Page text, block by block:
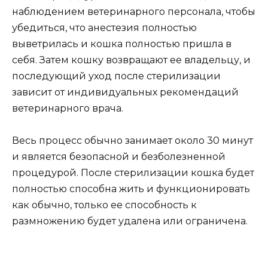
наблюдением ветеринарного персонала, чтобы
убедиться, что анестезия полностью
выветрилась и кошка полностью пришла в
себя. Затем кошку возвращают ее владельцу, и
последующий уход после стерилизации
зависит от индивидуальных рекомендаций
ветеринарного врача.
Весь процесс обычно занимает около 30 минут
и является безопасной и безболезненной
процедурой. После стерилизации кошка будет
полностью способна жить и функционировать
как обычно, только ее способность к
размножению будет удалена или ограничена.